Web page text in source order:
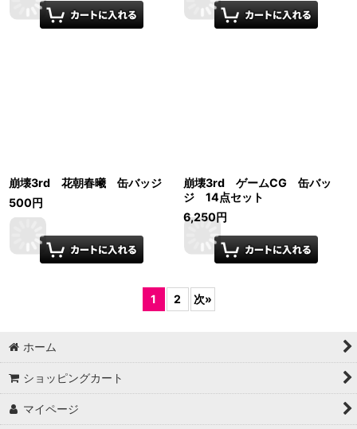
崩壊3rd 花朝春曦 缶バッジ
500円
崩壊3rd ゲームCG 缶バッ
ジ 14点セット
6,250円
1 2 次»
ホーム
ショッピングカート
マイページ